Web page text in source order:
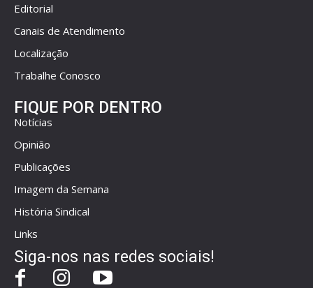
Editorial
Canais de Atendimento
Localização
Trabalhe Conosco
FIQUE POR DENTRO
Notícias
Opinião
Publicações
Imagem da Semana
História Sindical
Links
Siga-nos nas redes sociais!